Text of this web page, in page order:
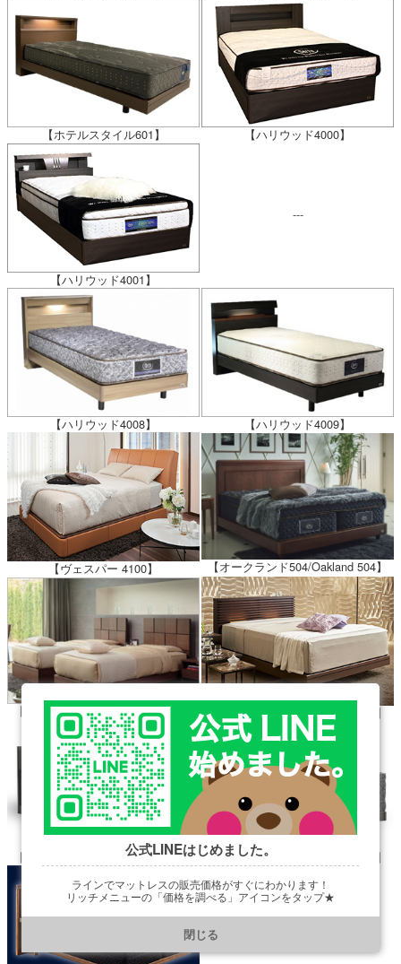
【ホテルスタイル601】 【ハリウッド4000】
【ハリウッド4001】
---
【ハリウッド4008】 【ハリウッド4009】
【ヴェスパー 4100】 【オークランド504/Oakland 504】
【オークランド581/Oakland 581】 【オークランド586/Oakland 586】
【ナッシュビル692/Nashville692】 【ナッシュビル693/Nashville693】
公式LINEはじめました。
ラインでマットレスの販売価格がすぐにわかります！
リッチメニューの「価格を調べる」アイコンをタップ★
https://line.me/R/ti/p/@901ptzjz
閉じる